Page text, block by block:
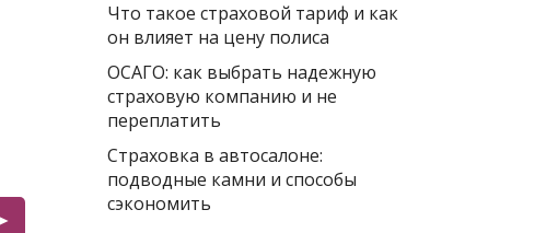
Что такое страховой тариф и как
он влияет на цену полиса
ОСАГО: как выбрать надежную
страховую компанию и не
переплатить
Страховка в автосалоне:
подводные камни и способы
сэкономить